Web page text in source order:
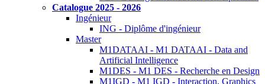
Catalogue 2025 - 2026
Ingénieur
ING - Diplôme d'ingénieur
Master
M1DATAAI - M1 DATAAI - Data and
Artificial Intelligence
M1DES - M1 DES - Recherche en Design
M1IGD - M1 IGD - Interaction, Graphics